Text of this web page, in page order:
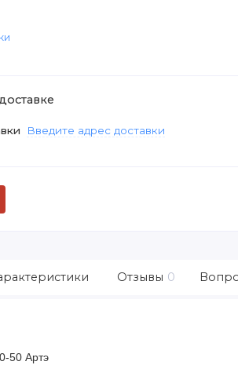
Введите адрес доставки
Отзывы 0
50 Артэ